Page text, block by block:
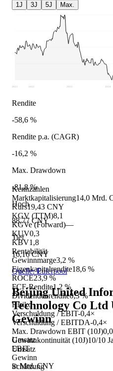
Kennzahlen
Marktkapitalisierung14,0 Mrd.
Kurs19,43 CNY
KGV (TTM)8,1
KGVe (Forward)—
KUV0,3
KBV1,8
Rentabilität
Gewinnmarge3,2 %
Eigenkapitalrendite18,6 %
ROCE23,9 %
FCF-Rendite1,2 %
Dividendenrendite0,3 %
Risiko
Verschuldung / EBIT-0,4×
Verschuldung / EBITDA-0,4×
Max. Drawdown EBIT (10J)
Gewinnkontinuität (10J)10/10
Umsatz
in Mrd. CNY
1J 3J 5J Max.
2021 2022 2023 2024
Rendite
-58,6 %
Rendite p.a. (CAGR)
-16,2 %
Max. Drawdown
-81,8 %
Hoch
88,77 CNY
Tief
16,16 CNY
Quelle: Eulerpool
Beijing United
Technology Co Ltd
Gewinn
Umsatz
EBIT
Gewinn
Schätzung